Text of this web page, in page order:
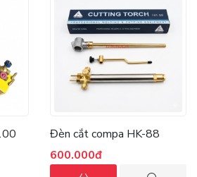
Đèn cắt compa HK-88
600.000đ